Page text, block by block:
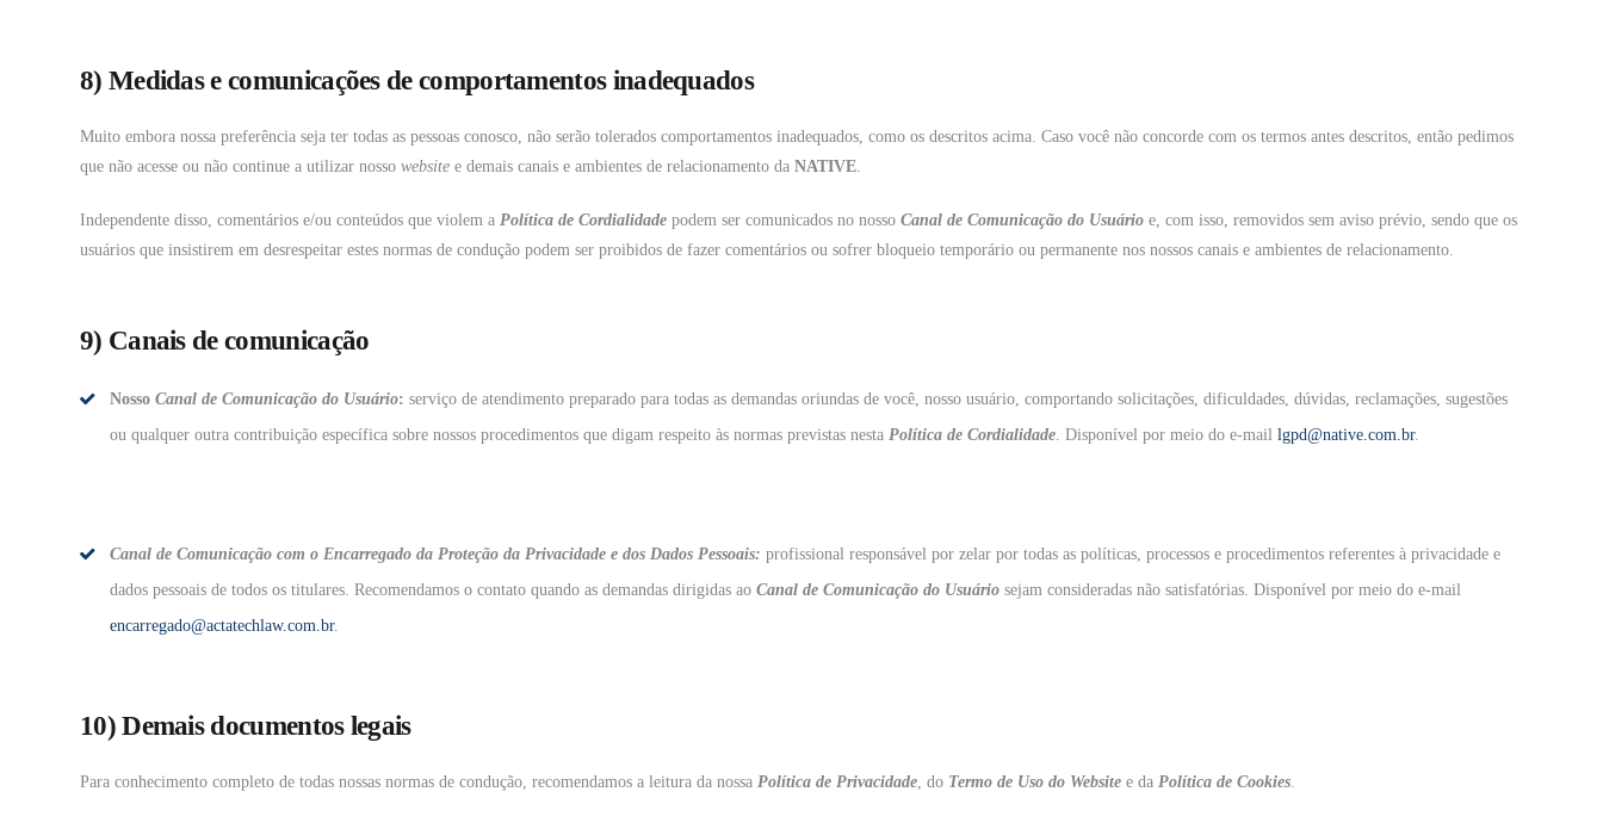
8) Medidas e comunicações de comportamentos inadequados
Muito embora nossa preferência seja ter todas as pessoas conosco, não serão tolerados comportamentos inadequados, como os descritos acima. Caso você não concorde com os termos antes descritos, então pedimos
que não acesse ou não continue a utilizar nosso website e demais canais e ambientes de relacionamento da NATIVE.
Independente disso, comentários e/ou conteúdos que violem a Política de Cordialidade podem ser comunicados no nosso Canal de Comunicação do Usuário e, com isso, removidos sem aviso prévio, sendo que os
usuários que insistirem em desrespeitar estes normas de condução podem ser proibidos de fazer comentários ou sofrer bloqueio temporário ou permanente nos nossos canais e ambientes de relacionamento.
9) Canais de comunicação
Nosso Canal de Comunicação do Usuário: serviço de atendimento preparado para todas as demandas oriundas de você, nosso usuário, comportando solicitações, dificuldades, dúvidas, reclamações, sugestões
ou qualquer outra contribuição específica sobre nossos procedimentos que digam respeito às normas previstas nesta Política de Cordialidade. Disponível por meio do e-mail lgpd@native.com.br.
Canal de Comunicação com o Encarregado da Proteção da Privacidade e dos Dados Pessoais: profissional responsável por zelar por todas as políticas, processos e procedimentos referentes à privacidade e
dados pessoais de todos os titulares. Recomendamos o contato quando as demandas dirigidas ao Canal de Comunicação do Usuário sejam consideradas não satisfatórias. Disponível por meio do e-mail
encarregado@actatechlaw.com.br.
10) Demais documentos legais
Para conhecimento completo de todas nossas normas de condução, recomendamos a leitura da nossa Política de Privacidade, do Termo de Uso do Website e da Política de Cookies.